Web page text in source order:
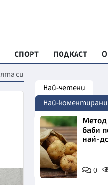
СПОРТ ПОДКАСТ
"ЧУДЕСАТА НА
си
Най-четени
Най-коментирани
Снимка:
Пиксабей
Метод
баби
най-
0